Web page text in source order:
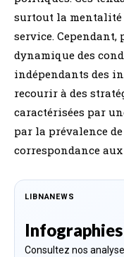
surtout la mentalité
service.
dynamique des
indépendants des
recourir à des
caractérisées par
par la prévalence
correspondance
LIBNANEWS
Consultez nos